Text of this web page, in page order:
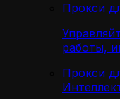
Прокси
работы,
Прокси